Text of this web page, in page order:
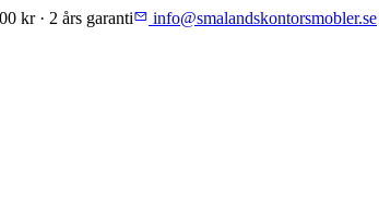
kr · 2 års garanti info@smalandskontorsmobler.se